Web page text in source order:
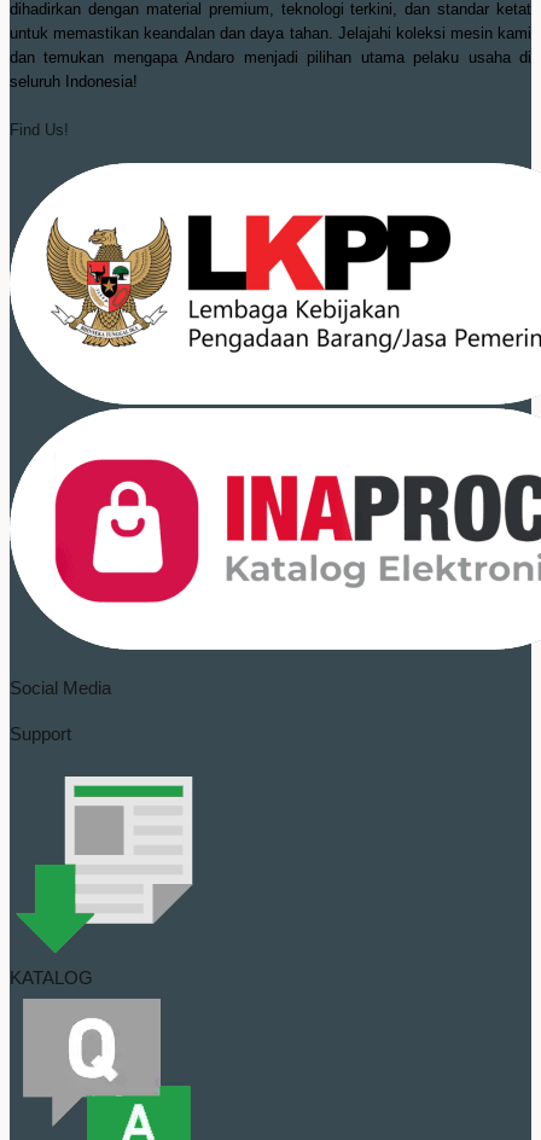
dihadirkan dengan material premium, teknologi terkini, dan standar ketat
untuk memastikan keandalan dan daya tahan. Jelajahi koleksi mesin kami
dan temukan mengapa Andaro menjadi pilihan utama pelaku usaha di
seluruh Indonesia!
Find Us!
Social Media
Support
KATALOG